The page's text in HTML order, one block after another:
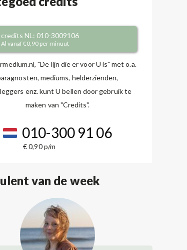
credits NL: 010-3009106
Al vanaf €0,90 per minuut
"De lijn die er voor U is" met o.a.
mediums, helderzienden,
enz. kunt U bellen door gebruik te
maken van "Credits".
010-300 91 06
€ 0,90 p/m
van de week